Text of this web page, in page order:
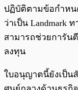
ปฏิบัติตามข้อกำหน
ว่าเป็น Landmark
สามารถช่วยการัน
ลงทุน
ใบอนุญาตนี้ยังเป็น